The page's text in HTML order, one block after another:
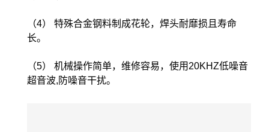
（4） 特殊合金钢料制成花轮，焊头耐靡损且寿命
长。
（5） 机械操作简单，维修容易，使用20KHZ低噪音
超音波,防噪音干扰。